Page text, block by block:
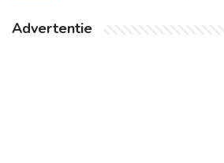
Advertentie